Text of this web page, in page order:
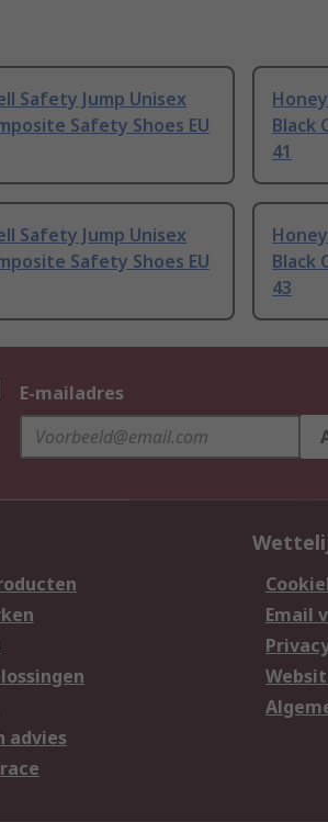
Safety Jump Unisex
Safety Shoes EU
Black
41
Safety Jump Unisex
Safety Shoes EU
Black
43
E-mailadres
advies
Email